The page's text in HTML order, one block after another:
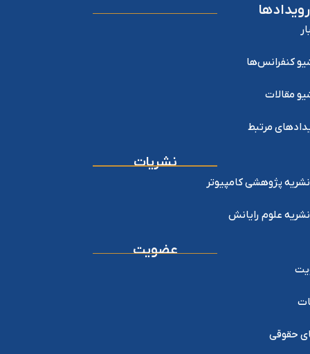
رویدادها
کنفرانس‌ها
مقالات
مرتبط
نشریات
نشریه پژوهشی کامپیوتر
نشریه علوم رایانش
عضویت
حقوقی